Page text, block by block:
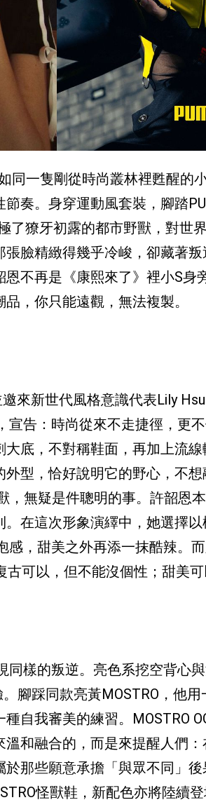
同一隻剛從時尚叢林裡甦醒的
奏。身穿運動風套裝，腳踏
了獠牙初露的都市野獸，對世
臉精緻得幾乎冷峻，卻藏著
不再是《康熙來了》裡小S身
，你只能遠觀，無法複製。
來新世代風格意識代表Lily
告：時尚從來不走捷徑，更
底，不對稱鞋面，再加上流
型，恰好說明它的野心，不想
，無疑是件聰明的事。許韶恩
在這次形象演繹中，她選擇
感，甜美之外再添一抹酷辣。
可以，但不能沒個性；甜美可
同樣的叛逆。亮色系挖空背心
腳踩同款亮黃MOSTRO，他
自我審美的練習。MOSTRO
和融合的，而是來提醒人們
那些願意承擔「與眾不同」
怪獸鞋，新配色亦將陸續